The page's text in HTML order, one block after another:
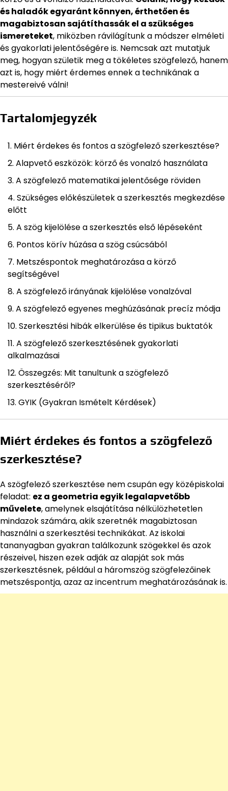
és haladók egyaránt könnyen, érthetően és
magabiztosan sajátíthassák el a szükséges
ismereteket, miközben rávilágítunk a módszer elméleti
és gyakorlati jelentőségére is. Nemcsak azt mutatjuk
meg, hogyan születik meg a tökéletes szögfelező, hanem
azt is, hogy miért érdemes ennek a technikának a
mestereivé válni!
Tartalomjegyzék
Miért érdekes és fontos a szögfelező szerkesztése?
Alapvető eszközök: körző és vonalzó használata
A szögfelező matematikai jelentősége röviden
Szükséges előkészületek a szerkesztés megkezdése
előtt
A szög kijelölése a szerkesztés első lépéseként
Pontos körív húzása a szög csúcsából
Metszéspontok meghatározása a körző
segítségével
A szögfelező irányának kijelölése vonalzóval
A szögfelező egyenes meghúzásának precíz módja
Szerkesztési hibák elkerülése és tipikus buktatók
A szögfelező szerkesztésének gyakorlati
alkalmazásai
Összegzés: Mit tanultunk a szögfelező
szerkesztéséről?
GYIK (Gyakran Ismételt Kérdések)
Miért érdekes és fontos a szögfelező
szerkesztése?
A szögfelező szerkesztése nem csupán egy középiskolai
feladat: ez a geometria egyik legalapvetőbb
művelete, amelynek elsajátítása nélkülözhetetlen
mindazok számára, akik szeretnék magabiztosan
használni a szerkesztési technikákat. Az iskolai
tananyagban gyakran találkozunk szögekkel és azok
részeivel, hiszen ezek adják az alapját sok más
szerkesztésnek, például a háromszög szögfelezőinek
metszéspontja, azaz az incentrum meghatározásának is.